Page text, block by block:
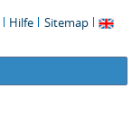
Hilfe Sitemap